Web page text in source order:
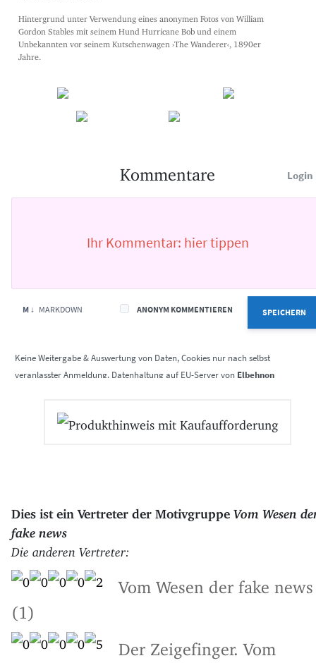
Hintergrund unter Verwendung eines anonymen Fotos von William
Gordon Stables mit seinem Hund Hurricane Bob und einem
Unbekannten vor seinem Kutschenwagen ›The Wanderer‹, 1890er
Jahre.
Kommentare Login
SPEICHERN
ANONYM KOMMENTIEREN
M ↓ MARKDOWN
Elbehnon
Dies ist ein Vertreter der Motivgruppe Vom Wesen
fake news
Die anderen Vertreter:
Vom Wesen der fake news
(1)
Der Zeigefinger. Vom